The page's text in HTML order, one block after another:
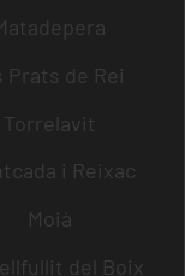
Prats de Rei
Torrelavit
i Reixac
Moià
del Boix